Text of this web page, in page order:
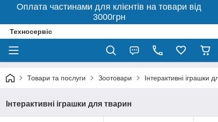
Оплата частинами для клієнтів на товари від
3000грн
Техносервіс
Товари та послуги Зоотовари Інтерактивні іграшки
Інтерактивні іграшки для тварин